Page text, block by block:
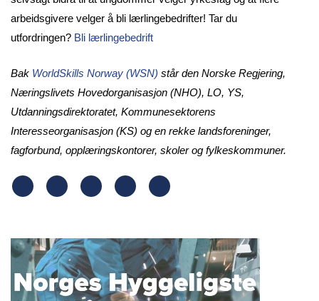
arbeidsgivere velger å bli lærlingebedrifter! Tar du
utfordringen? Bli lærlingebedrift
Bak WorldSkills Norway (WSN) står den Norske Regjering,
Næringslivets Hovedorganisasjon (NHO), LO, YS,
Utdanningsdirektoratet, Kommunesektorens
Interesseorganisasjon (KS) og en rekke landsforeninger,
fagforbund, opplæringskontorer, skoler og fylkeskommuner.